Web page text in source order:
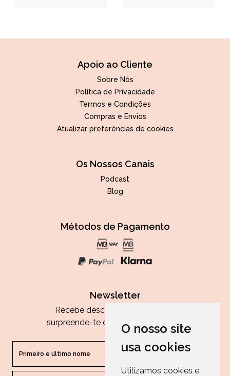
O nosso site
usa cookies
Utilizamos cookies e
Apoio ao Cliente
Sobre Nós
Política de Privacidade
Termos e Condições
Compras e Envios
Atualizar preferências de cookies
Os Nossos Canais
Podcast
Blog
Métodos de Pagamento
Newsletter
Recebe descontos exclusivos e
surpreende-te com as nossas dicas.